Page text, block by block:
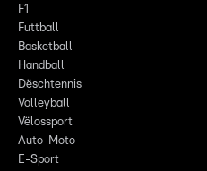
F1
Futtball
Basketball
Handball
Dëschtennis
Volleyball
Vëlossport
Auto-Moto
E-Sport